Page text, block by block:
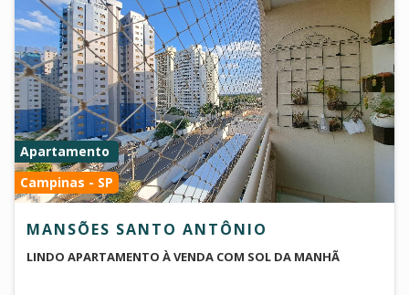
Apartamento
Campinas - SP
MANSÕES SANTO ANTÔNIO
LINDO APARTAMENTO À VENDA COM SOL DA MANHÃ